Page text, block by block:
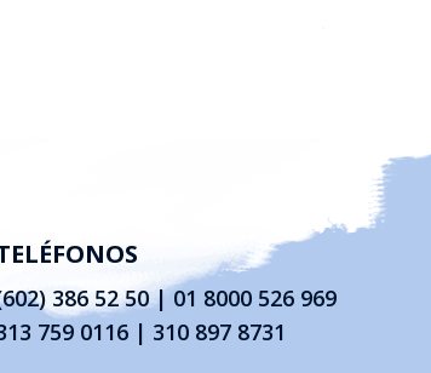
386 52 50|01 8000 526 969
759 0116 | 310 897 8731